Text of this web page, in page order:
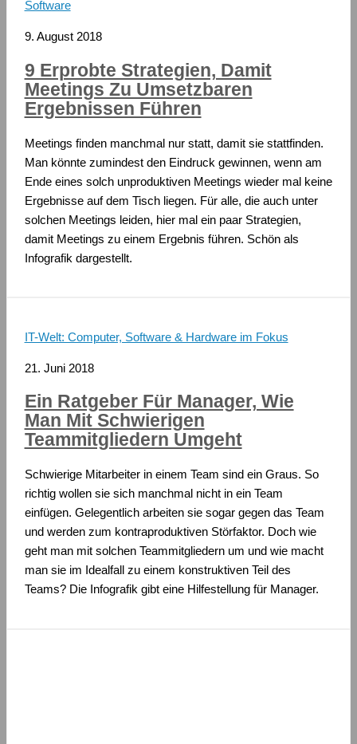
Software
9. August 2018
9 Erprobte Strategien, Damit
Meetings Zu Umsetzbaren
Ergebnissen Führen
Meetings finden manchmal nur statt, damit sie stattfinden.
Man könnte zumindest den Eindruck gewinnen, wenn am
Ende eines solch unproduktiven Meetings wieder mal keine
Ergebnisse auf dem Tisch liegen. Für alle, die auch unter
solchen Meetings leiden, hier mal ein paar Strategien,
damit Meetings zu einem Ergebnis führen. Schön als
Infografik dargestellt.
IT-Welt: Computer, Software & Hardware im Fokus
21. Juni 2018
Ein Ratgeber Für Manager, Wie
Man Mit Schwierigen
Teammitgliedern Umgeht
Schwierige Mitarbeiter in einem Team sind ein Graus. So
richtig wollen sie sich manchmal nicht in ein Team
einfügen. Gelegentlich arbeiten sie sogar gegen das Team
und werden zum kontraproduktiven Störfaktor. Doch wie
geht man mit solchen Teammitgliedern um und wie macht
man sie im Idealfall zu einem konstruktiven Teil des
Teams? Die Infografik gibt eine Hilfestellung für Manager.